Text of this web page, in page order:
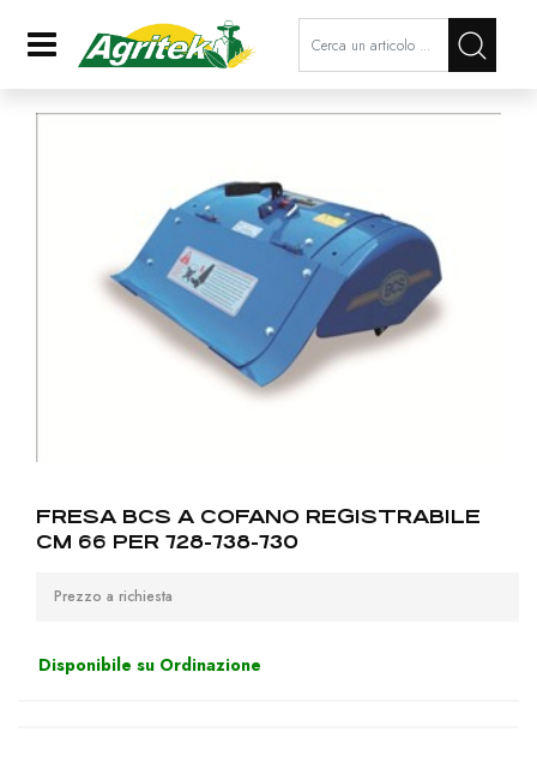
Open La modifica di un filtro
FRESA BCS A COFANO REGISTRABILE
CM 66 PER 728-738-730
Prezzo a richiesta
Disponibile su Ordinazione